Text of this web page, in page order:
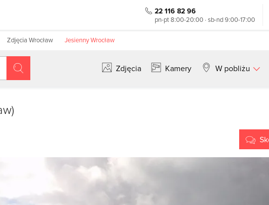
22 116 82 96
pn-pt 8:00-20:00 · sb-nd 9:00-17:00
Zdjęcia Wrocław Jesienny Wrocław
Zdjęcia Kamery W pobliżu